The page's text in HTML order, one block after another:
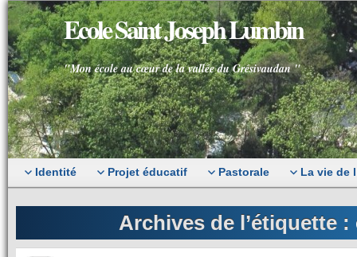
Ecole Saint Joseph Lumbin
"Mon école au cœur de la vallée du Grésivaudan "
Identité Projet éducatif Pastorale La vie de
Archives de l’étiquette :